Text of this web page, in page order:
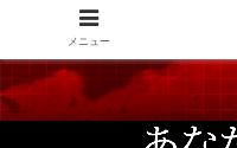
メニュー